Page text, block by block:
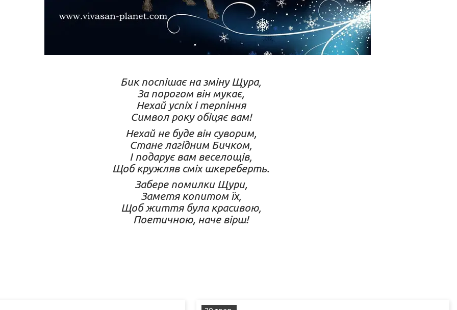
Бик поспішає на зміну Щура,
За порогом він мукає,
Нехай успіх і терпіння
Символ року обіцяє вам!
Нехай не буде він суворим,
Стане лагідним Бичком,
І подарує вам веселощів,
Щоб кружляв сміх шкереберть.
Забере помилки Щури,
Заметя копитом їх,
Щоб життя була красивою,
Поетичною, наче вірш!